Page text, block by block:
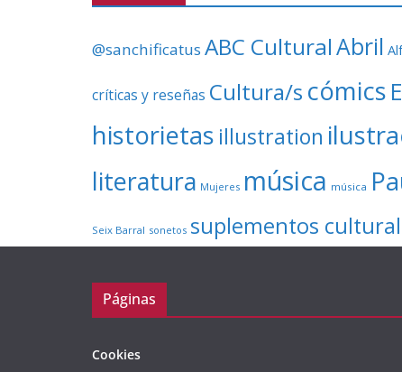
@sanchificatus ABC CulturalAbril
críticas y reseñas Cultura/s cómics
historietas illustration
literatura Mujeres música música
Seix Barral sonetos suplementos
Páginas
Cookies